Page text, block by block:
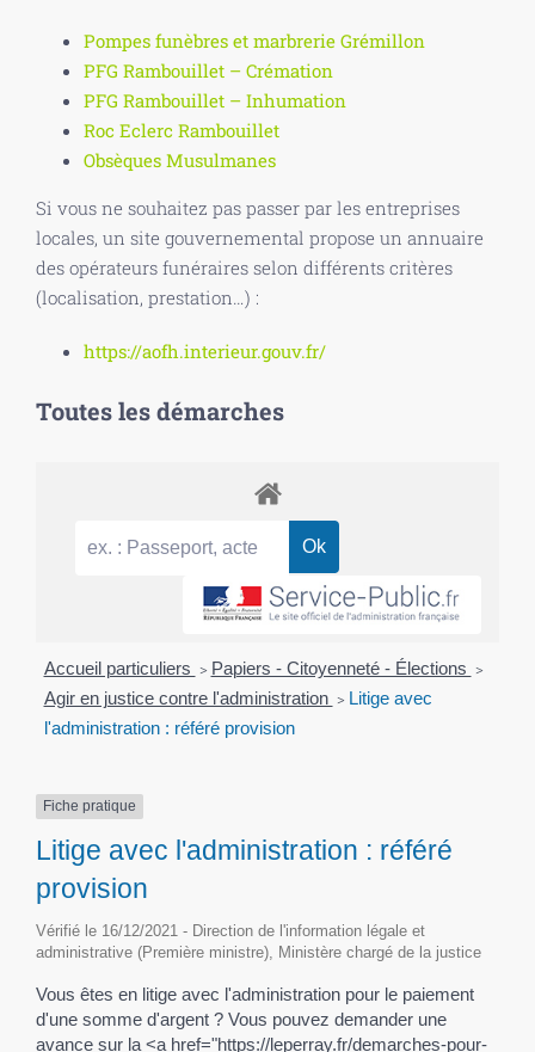
Pompes funèbres et marbrerie Grémillon
PFG Rambouillet – Crémation
PFG Rambouillet – Inhumation
Roc Eclerc Rambouillet
Obsèques Musulmanes
Si vous ne souhaitez pas passer par les entreprises
locales, un site gouvernemental propose un annuaire
des opérateurs funéraires selon différents critères
(localisation, prestation…) :
https://aofh.interieur.gouv.fr/
Toutes les démarches
Accueil particuliers > Papiers - Citoyenneté - Élections >
Agir en justice contre l'administration > Litige avec
l'administration : référé provision
Fiche pratique
Litige avec l'administration : référé
provision
Vérifié le 16/12/2021 - Direction de l'information légale et
administrative (Première ministre), Ministère chargé de la justice
Vous êtes en litige avec l'administration pour le paiement
d'une somme d'argent ? Vous pouvez demander une
avance sur la <a href="https://leperray.fr/demarches-pour-